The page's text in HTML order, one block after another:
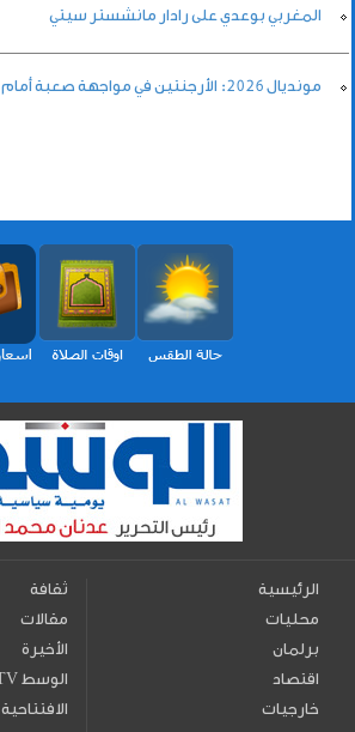
المغربي بوعدي على رادار مانشستر سيتي
مونديال 2026: الأرجنتين في مواجهة صعبة أمام إنجلترا لبلوغ النهائي
الرئيسية
محليات
برلمان
اقتصاد
خارجيات
ثقافة
مقالات
الأخيرة
TV الوسط
الافتتاحية